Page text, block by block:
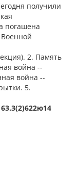
получили
погашена
2. Память
война --
война --
5.